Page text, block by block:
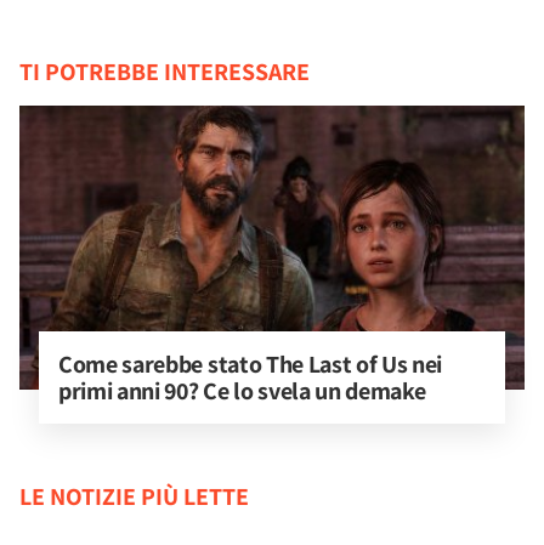
TI POTREBBE INTERESSARE
Come sarebbe stato The Last of Us nei
primi anni 90? Ce lo svela un demake
LE NOTIZIE PIÙ LETTE